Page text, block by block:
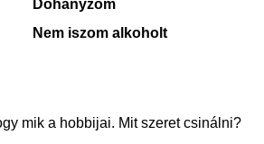
Dohányzom
Nem iszom alkoholt
mik a hobbijai. Mit szeret csinálni?